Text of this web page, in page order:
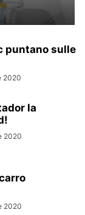
puntano sulle
2020
la
2020
2020